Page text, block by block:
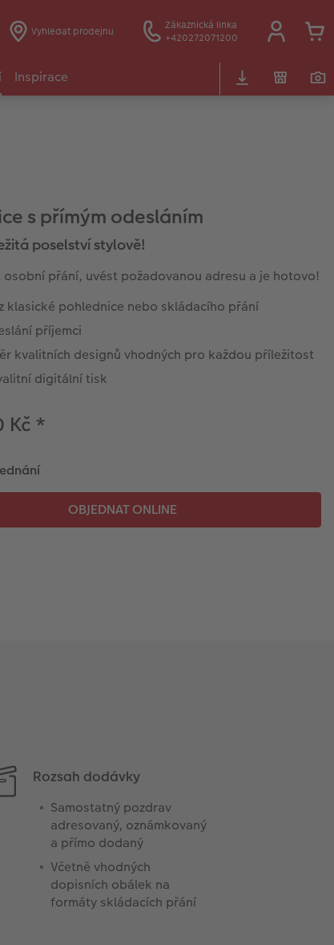
Vyhledat prodejnu
Zákaznická linka
+420272071200
Inspirace
s přímým odesláním
poselství stylově!
přání, uvést požadovanou adresu a je hotovo!
klasické pohlednice nebo skládacího přání
příjemci
kvalitních designů vhodných pro každou příležitost
digitální tisk
Kč *
Rozsah dodávky
Samostatný pozdrav
adresovaný, oznámkovaný
a přímo dodaný
Včetně vhodných
dopisních obálek na
formáty skládacích přání